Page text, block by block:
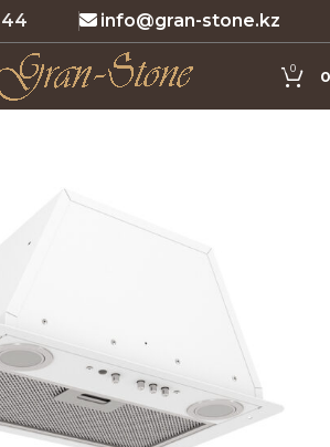
44 info@gran-stone.kz
0 0